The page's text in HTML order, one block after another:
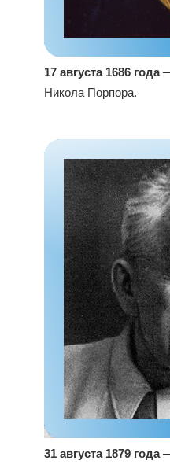
17 августа 1686 года—
Никола Порпора.
31 августа 1879 года—